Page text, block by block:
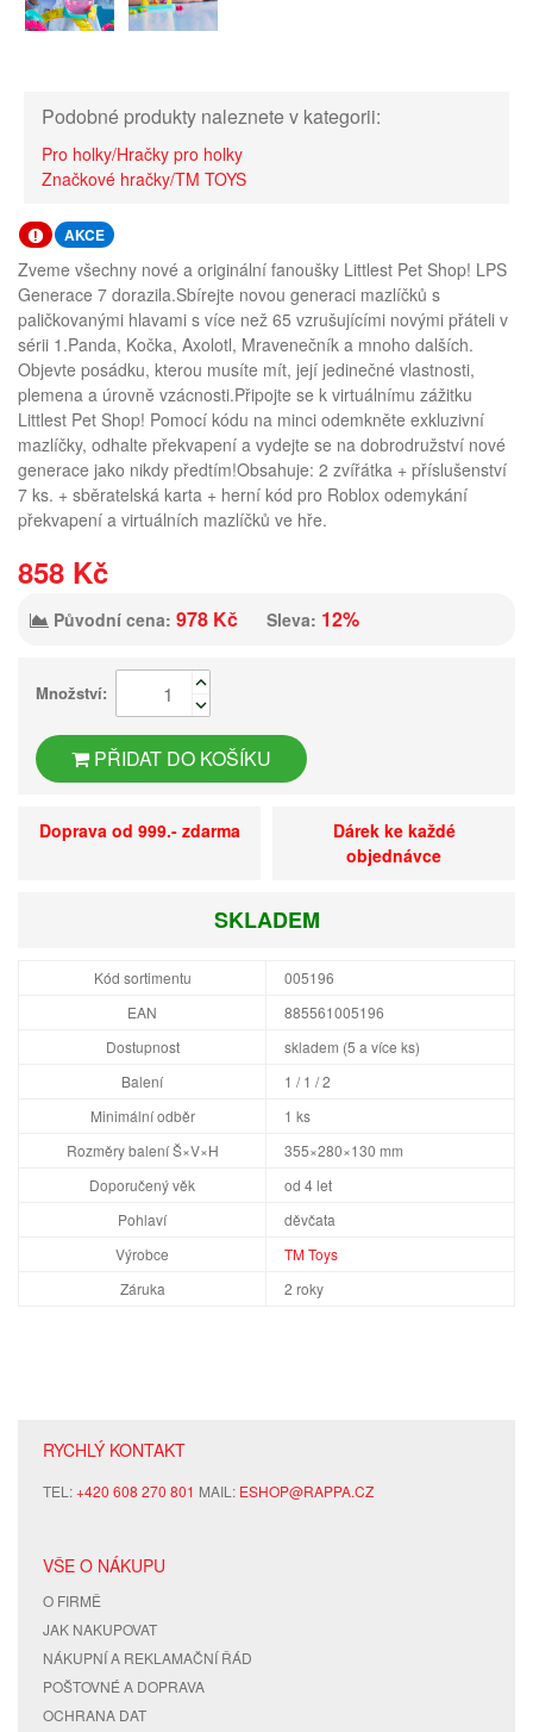
Podobné produkty naleznete v kategorii:
Pro holky/Hračky pro holky
Značkové hračky/TM TOYS
AKCE
Zveme všechny nové a originální fanoušky Littlest Pet Shop! LPS
Generace 7 dorazila.Sbírejte novou generaci mazlíčků s
paličkovanými hlavami s více než 65 vzrušujícími novými přáteli v
sérii 1.Panda, Kočka, Axolotl, Mravenečník a mnoho dalších.
Objevte posádku, kterou musíte mít, její jedinečné vlastnosti,
plemena a úrovně vzácnosti.Připojte se k virtuálnímu zážitku
Littlest Pet Shop! Pomocí kódu na minci odemkněte exkluzivní
mazlíčky, odhalte překvapení a vydejte se na dobrodružství nové
generace jako nikdy předtím!Obsahuje: 2 zvířátka + příslušenství
7 ks. + sběratelská karta + herní kód pro Roblox odemykání
překvapení a virtuálních mazlíčků ve hře.
858 Kč
Původní cena: 978 Kč Sleva: 12%
Množství:
PŘIDAT DO KOŠÍKU
Doprava od 999.- zdarma
Dárek ke každé
objednávce
SKLADEM
Kód sortimentu
005196
EAN
885561005196
Dostupnost
skladem (5 a více ks)
Balení
1 / 1 / 2
Minimální odběr
1 ks
Rozměry balení Š×V×H
355×280×130 mm
Doporučený věk
od 4 let
Pohlaví
děvčata
Výrobce
TM Toys
Záruka
2 roky
RYCHLÝ KONTAKT
TEL:+420 608 270 801 MAIL: ESHOP@RAPPA.CZ
VŠE O NÁKUPU
O FIRMĚ
JAK NAKUPOVAT
NÁKUPNÍ A REKLAMAČNÍ ŘÁD
POŠTOVNÉ A DOPRAVA
OCHRANA DAT